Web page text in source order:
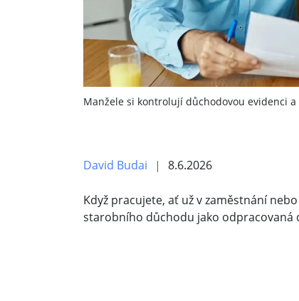
Manžele si kontrolují důchodovou evidenci
David Budai 8.6.2026
Když pracujete, ať už v zaměstnání
starobního důchodu jako odpracovaná